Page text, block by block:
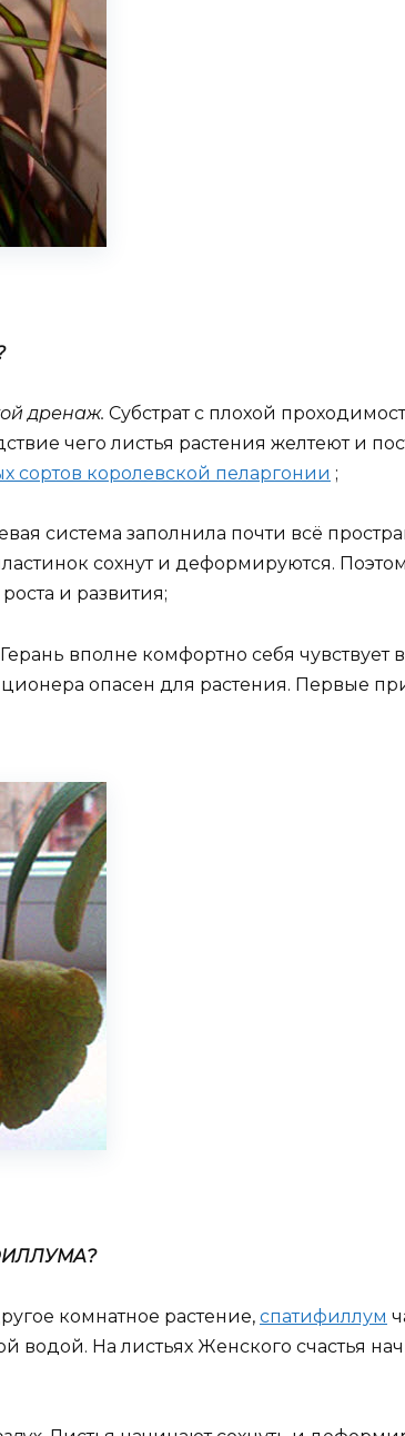
дренаж. Субстрат с плохой
чего листья растения желтеют и
сортов королевской пеларгонии ;
система заполнила почти всё
сохнут и деформируются.
и развития;
Герань вполне комфортно себя чувствует
опасен для растения. Первые
комнатное растение, спатифиллум
водой. На листьях Женского счастья